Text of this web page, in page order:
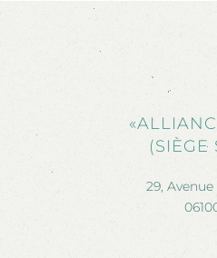
(SIÈGE
29,